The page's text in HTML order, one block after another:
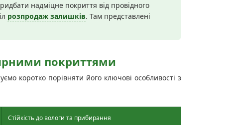
надміцне покриття від провідного
розпродаж залишків. Там представлені
покриттями
коротко порівняти його ключові особливості з
Стійкість до вологи та прибирання